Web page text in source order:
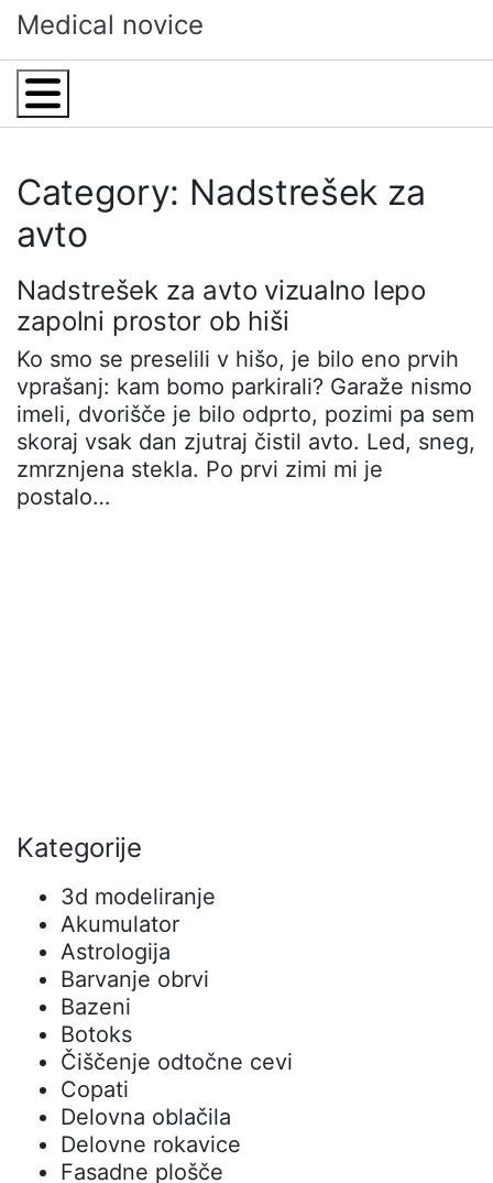
Skip
to
content
Medical novice
Menu
Category: Nadstrešek za
avto
Nadstrešek za avto vizualno lepo
zapolni prostor ob hiši
Ko smo se preselili v hišo, je bilo eno prvih
vprašanj: kam bomo parkirali? Garaže nismo
imeli, dvorišče je bilo odprto, pozimi pa sem
skoraj vsak dan zjutraj čistil avto. Led, sneg,
zmrznjena stekla. Po prvi zimi mi je
postalo…
Kategorije
3d modeliranje
Akumulator
Astrologija
Barvanje obrvi
Bazeni
Botoks
Čiščenje odtočne cevi
Copati
Delovna oblačila
Delovne rokavice
Fasadne plošče